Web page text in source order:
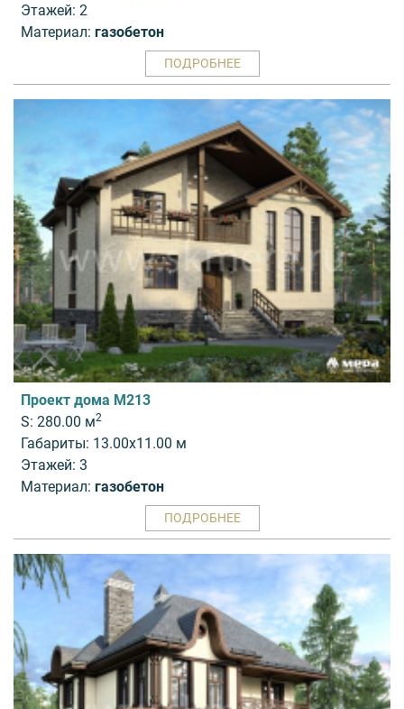
Этажей: 2
Материал: газобетон
ПОДРОБНЕЕ
Проект дома M213
S: 280.00 м2
Габариты: 13.00x11.00 м
Этажей: 3
Материал: газобетон
ПОДРОБНЕЕ